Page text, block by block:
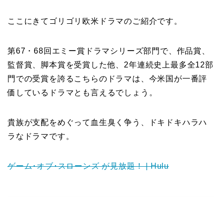
ここにきてゴリゴリ欧米ドラマのご紹介です。
第67・68回エミー賞ドラマシリーズ部門で、作品賞、
監督賞、脚本賞を受賞した他、2年連続史上最多全12部
門での受賞を誇るこちらのドラマは、今米国が一番評
価しているドラマとも言えるでしょう。
貴族が支配をめぐって血生臭く争う、ドキドキハラハ
ラなドラマです。
ゲーム･オブ･スローンズ が見放題！ | Hulu